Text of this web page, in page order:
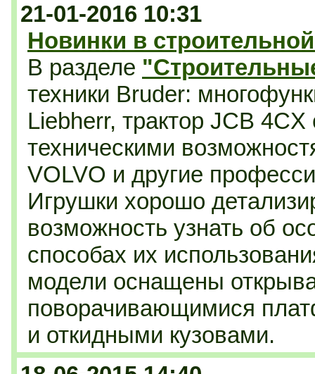
21-01-2016 10:31
Новинки в
В разделе
техники Bruder:
Liebherr, трактор JCB
техническими
VOLVO и другие
Игрушки хорошо
возможность узнать об
способах их
модели оснащены
поворачивающимися
и откидными кузовами.